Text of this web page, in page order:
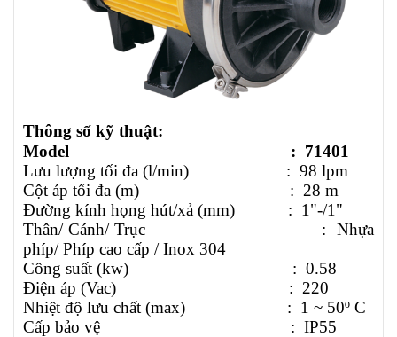
Thông số kỹ thuật:
Model : 71401
Lưu lượng tối đa (l/min) : 98 lpm
Cột áp tối đa (m) : 28 m
Đường kính họng hút/xả (mm) : 1"-/1"
Thân/ Cánh/ Trục : Nhựa
phíp/ Phíp cao cấp / Inox 304
Công suất (kw) : 0.58
Điện áp (Vac) : 220
Nhiệt độ lưu chất (max) : 1 ~ 50º C
Cấp bảo vệ : IP55